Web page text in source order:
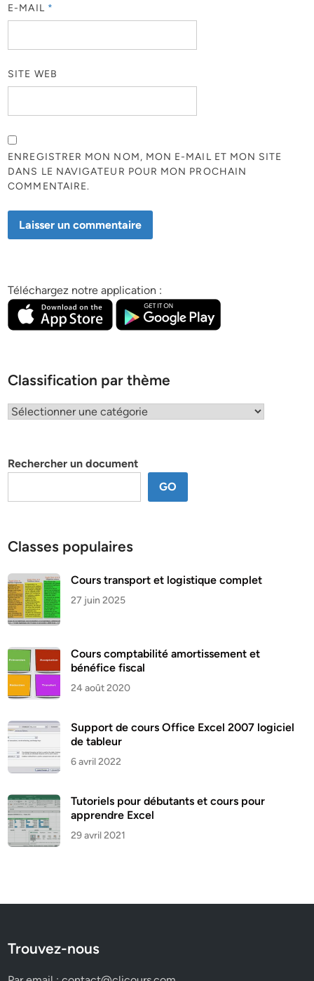
E-MAIL *
SITE WEB
ENREGISTRER MON NOM, MON E-MAIL ET MON SITE
DANS LE NAVIGATEUR POUR MON PROCHAIN
COMMENTAIRE.
Téléchargez notre application :
Classification par thème
Classification
Rechercher un document
GO
Classes populaires
Cours transport et logistique complet
27 juin 2025
Cours comptabilité amortissement et
bénéfice fiscal
24 août 2020
Support de cours Office Excel 2007 logiciel
de tableur
6 avril 2022
Tutoriels pour débutants et cours pour
apprendre Excel
29 avril 2021
Trouvez-nous